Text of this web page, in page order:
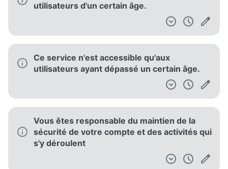
utilisateurs d'un certain âge.
Ce service n'est accessible qu'aux
utilisateurs ayant dépassé un certain âge.
Vous êtes responsable du maintien de la
sécurité de votre compte et des activités qui
s'y déroulent